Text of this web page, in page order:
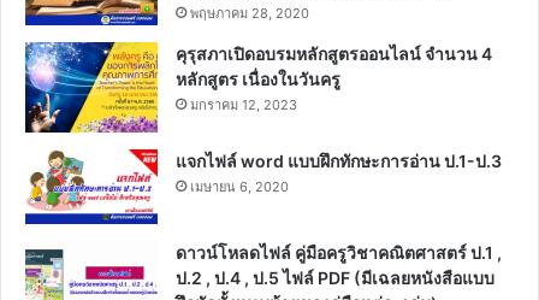
พฤษภาคม 28, 2020
คุรุสภาเปิดอบรมหลักสูตรออนไลน์ จำนวน 4
หลักสูตร เนื่องในวันครู
มกราคม 12, 2023
แจกไฟล์ word แบบฝึกทักษะการอ่าน ป.1-ป.3
เมษายน 6, 2020
ดาวน์โหลดไฟล์ คู่มือครูวิชาคณิตศาสตร์ ป.1 ,
ป.2 , ป.4 , ป.5 ไฟล์ PDF (มีเฉลยหนังสือแบบ